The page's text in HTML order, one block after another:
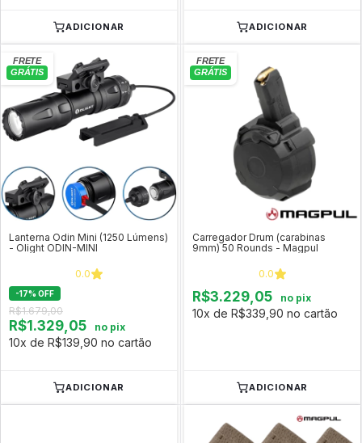
ADICIONAR ADICIONAR
Lanterna Odin Mini (1250 Lúmens)
- Olight ODIN-MINI
0.0
-17% OFF
R$1.679,00
R$1.329,05 no pix
10x de R$139,90 no cartão
ADICIONAR
Carregador Drum (carabinas
9mm) 50 Rounds - Magpul
0.0
R$3.229,05 no pix
10x de R$339,90 no cartão
ADICIONAR